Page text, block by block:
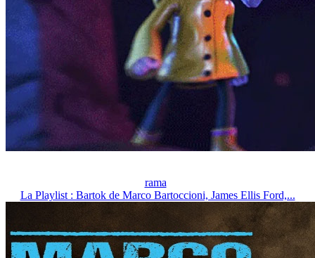
rama
La Playlist : Bartok de Marco Bartoccioni, James Ellis Ford,...